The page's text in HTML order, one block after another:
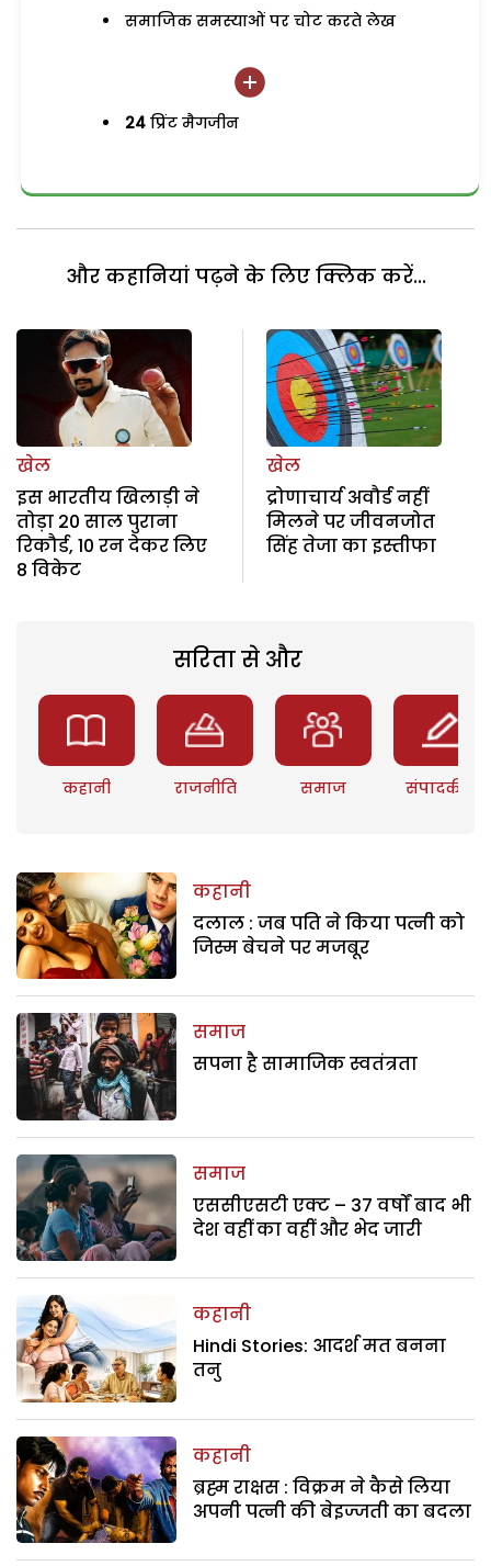
समाजिक समस्याओं पर चोट करते लेख
24 प्रिंट मैगजीन
और कहानियां पढ़ने के लिए क्लिक करें...
खेल
इस भारतीय खिलाड़ी ने
तोड़ा 20 साल पुराना
रिकौर्ड, 10 रन देकर लिए
8 विकेट
खेल
द्रोणाचार्य अवौर्ड नहीं
मिलने पर जीवनजोत
सिंह तेजा का इस्तीफा
सरिता से और
कहानी राजनीति समाज संपादकीय
कहानी
दलाल : जब पति ने किया पत्नी को
जिस्म बेचने पर मजबूर
समाज
सपना है सामाजिक स्वतंत्रता
समाज
एससीएसटी एक्ट – 37 वर्षों बाद भी
देश वहीं का वहीं और भेद जारी
कहानी
Hindi Stories: आदर्श मत बनना
तनु
कहानी
ब्रह्म राक्षस : विक्रम ने कैसे लिया
अपनी पत्नी की बेइज्जती का बदला